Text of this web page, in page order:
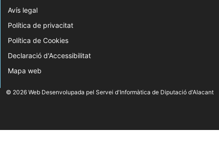
Avís legal
Política de privacitat
Política de Cookies
Declaració d'Accessibilitat
Mapa web
© 2026 Web Desenvolupada pel Servei d'Informàtica de Diputació d'Alacant